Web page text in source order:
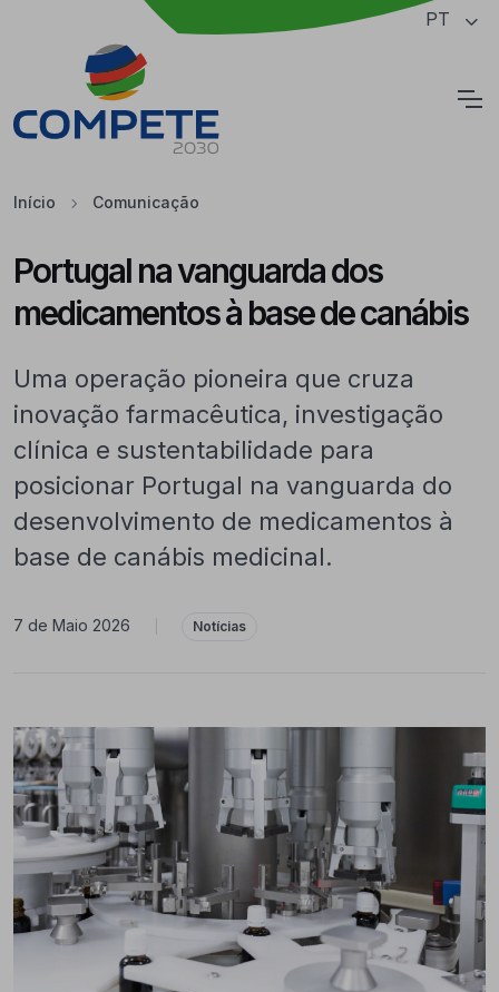
Saltar para o conteúdo principal da página PT
Início Comunicação
Portugal na vanguarda dos
medicamentos à base de canábis
Uma operação pioneira que cruza
inovação farmacêutica, investigação
clínica e sustentabilidade para
posicionar Portugal na vanguarda do
desenvolvimento de medicamentos à
base de canábis medicinal.
7 de Maio 2026 Notícias